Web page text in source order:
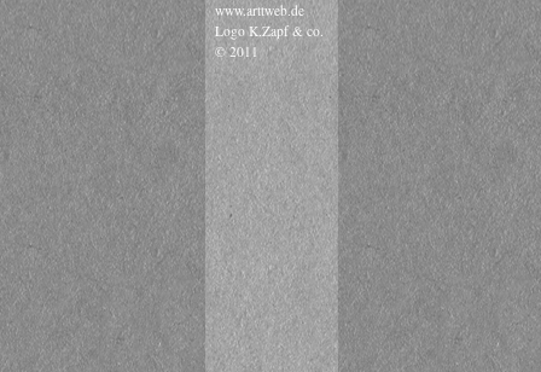
www.arttweb.de
Logo K.Zapf & co.
© 2011